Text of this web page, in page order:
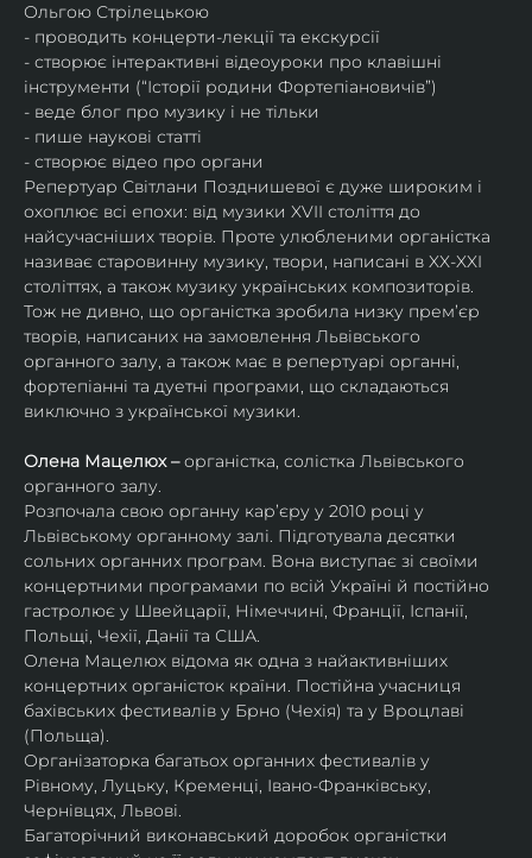
Ольгою Стрілецькою
- проводить концерти-лекції та екскурсії
- створює інтерактивні відеоуроки про клавішні
інструменти (“Історії родини Фортепіановичів”)
- веде блог про музику і не тільки
- пише наукові статті
- створює відео про органи
Репертуар Світлани Позднишевої є дуже широким і
охоплює всі епохи: від музики XVII століття до
найсучасніших творів. Проте улюбленими органістка
називає старовинну музику, твори, написані в XX-XXI
століттях, а також музику українських композиторів.
Тож не дивно, що органістка зробила низку прем’єр
творів, написаних на замовлення Львівського
органного залу, а також має в репертуарі органні,
фортепіанні та дуетні програми, що складаються
виключно з української музики.
Олена Мацелюх – органістка, солістка Львівського
органного залу.
Розпочала свою органну кар’єру у 2010 році у
Львівському органному залі. Підготувала десятки
сольних органних програм. Вона виступає зі своїми
концертними програмами по всій Україні й постійно
гастролює у Швейцарії, Німеччині, Франції, Іспанії,
Польщі, Чехії, Данії та США.
Олена Мацелюх відома як одна з найактивніших
концертних органісток країни. Постійна учасниця
бахівських фестивалів у Брно (Чехія) та у Вроцлаві
(Польща).
Організаторка багатьох органних фестивалів у
Рівному, Луцьку, Кременці, Івано-Франківську,
Чернівцях, Львові.
Багаторічний виконавський доробок органістки